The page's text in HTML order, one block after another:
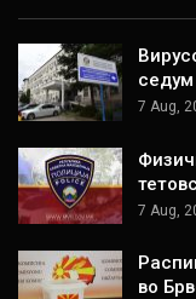
7 Aug,
7 Aug,
во